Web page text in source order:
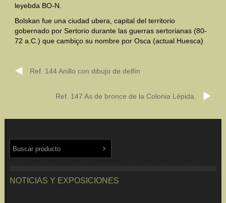
NOTICIAS PRESUPUESTO
leyebda BO-N.
Bolskan fue una ciudad ubera, capital del territorio
gobernado por Sertorio durante las guerras sertorianas (80-
72 a.C.) que cambiço su nombre por Osca (actual Huesca)
Ref. 144 Anillo con dibujo de delfín
Ref. 147 As de bronce de la Colonia Lépida.
NOTICIAS Y EXPOSICIONES